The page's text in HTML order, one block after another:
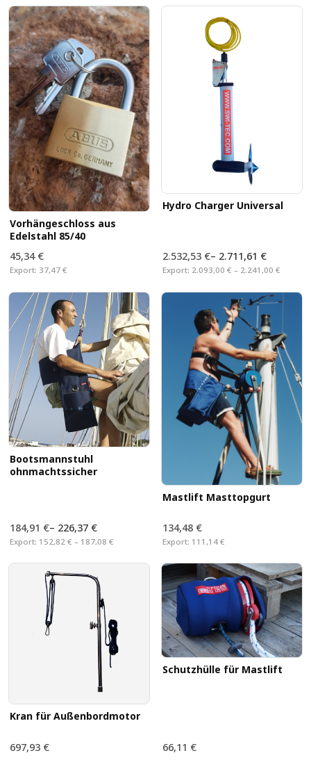
Vorhängeschloss aus
Edelstahl 85/40
45,34 €
Export: 37,47 €
Hydro Charger Universal
2.532,53 €– 2.711,61 €
Export: 2.093,00 € – 2.241,00 €
Bootsmannstuhl
ohnmachtssicher
184,91 €– 226,37 €
Export: 152,82 € – 187,08 €
Mastlift Masttopgurt
134,48 €
Export: 111,14 €
Kran für Außenbordmotor
697,93 €
Schutzhülle für Mastlift
66,11 €